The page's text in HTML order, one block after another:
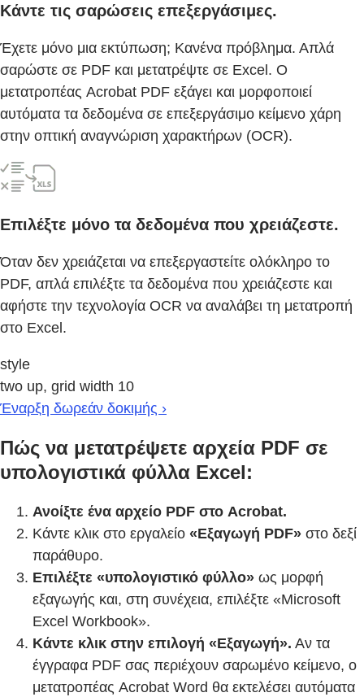
Κάντε τις σαρώσεις επεξεργάσιμες.
Έχετε μόνο μια εκτύπωση; Κανένα πρόβλημα. Απλά
σαρώστε σε PDF και μετατρέψτε σε Excel. Ο
μετατροπέας Acrobat PDF εξάγει και μορφοποιεί
αυτόματα τα δεδομένα σε επεξεργάσιμο κείμενο χάρη
στην οπτική αναγνώριση χαρακτήρων (OCR).
Επιλέξτε μόνο τα δεδομένα που χρειάζεστε.
Όταν δεν χρειάζεται να επεξεργαστείτε ολόκληρο το
PDF, απλά επιλέξτε τα δεδομένα που χρειάζεστε και
αφήστε την τεχνολογία OCR να αναλάβει τη μετατροπή
στο Excel.
style
two up, grid width 10
Έναρξη δωρεάν δοκιμής ›
Πώς να μετατρέψετε αρχεία PDF σε
υπολογιστικά φύλλα Excel:
Ανοίξτε ένα αρχείο PDF στο Acrobat.
Κάντε κλικ στο εργαλείο «Εξαγωγή PDF» στο δεξί
παράθυρο.
Επιλέξτε «υπολογιστικό φύλλο» ως μορφή
εξαγωγής και, στη συνέχεια, επιλέξτε «Microsoft
Excel Workbook».
Κάντε κλικ στην επιλογή «Εξαγωγή». Αν τα
έγγραφα PDF σας περιέχουν σαρωμένο κείμενο, ο
μετατροπέας Acrobat Word θα εκτελέσει αυτόματα